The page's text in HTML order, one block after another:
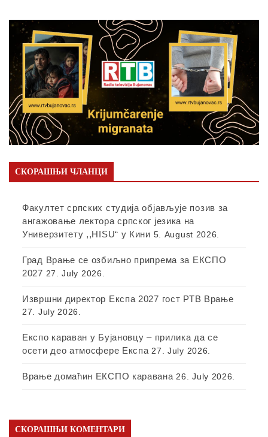
СКОРАШЊИ ЧЛАНЦИ
Факултет српских студија објављује позив за
ангажовање лектора српског језика на
Универзитету ,,HISU“ у Кини 5. August 2026.
Град Врање се озбиљно припрема за ЕКСПО
2027 27. July 2026.
Извршни директор Експа 2027 гост РТВ Врање
27. July 2026.
Експо караван у Бујановцу – прилика да се
осети део атмосфере Експа 27. July 2026.
Врање домаћин ЕКСПО каравана 26. July 2026.
СКОРАШЊИ КОМЕНТАРИ